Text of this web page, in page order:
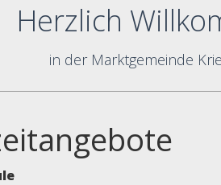
Herzlich
in der Marktgemeinde